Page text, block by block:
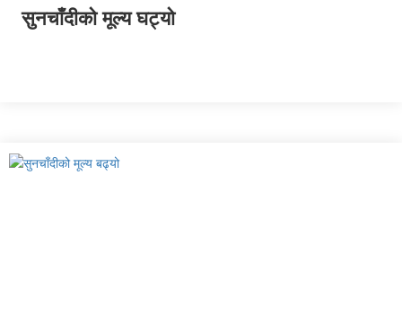
सुनचाँदीको मूल्य घट्यो